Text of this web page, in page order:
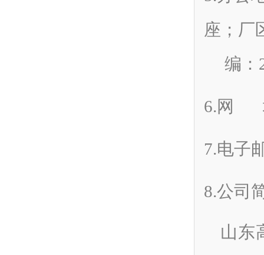
座；厂
编：
6.网
7.电子
8.公司
山东